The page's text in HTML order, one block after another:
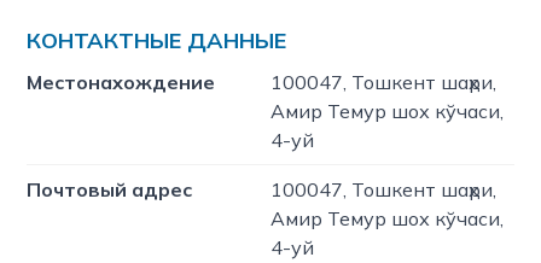
КОНТАКТНЫЕ ДАННЫЕ
Местонахождение
100047, Тошкент шаҳри,
Амир Темур шох кўчаси,
4-уй
Почтовый адрес
100047, Тошкент шаҳри,
Амир Темур шох кўчаси,
4-уй